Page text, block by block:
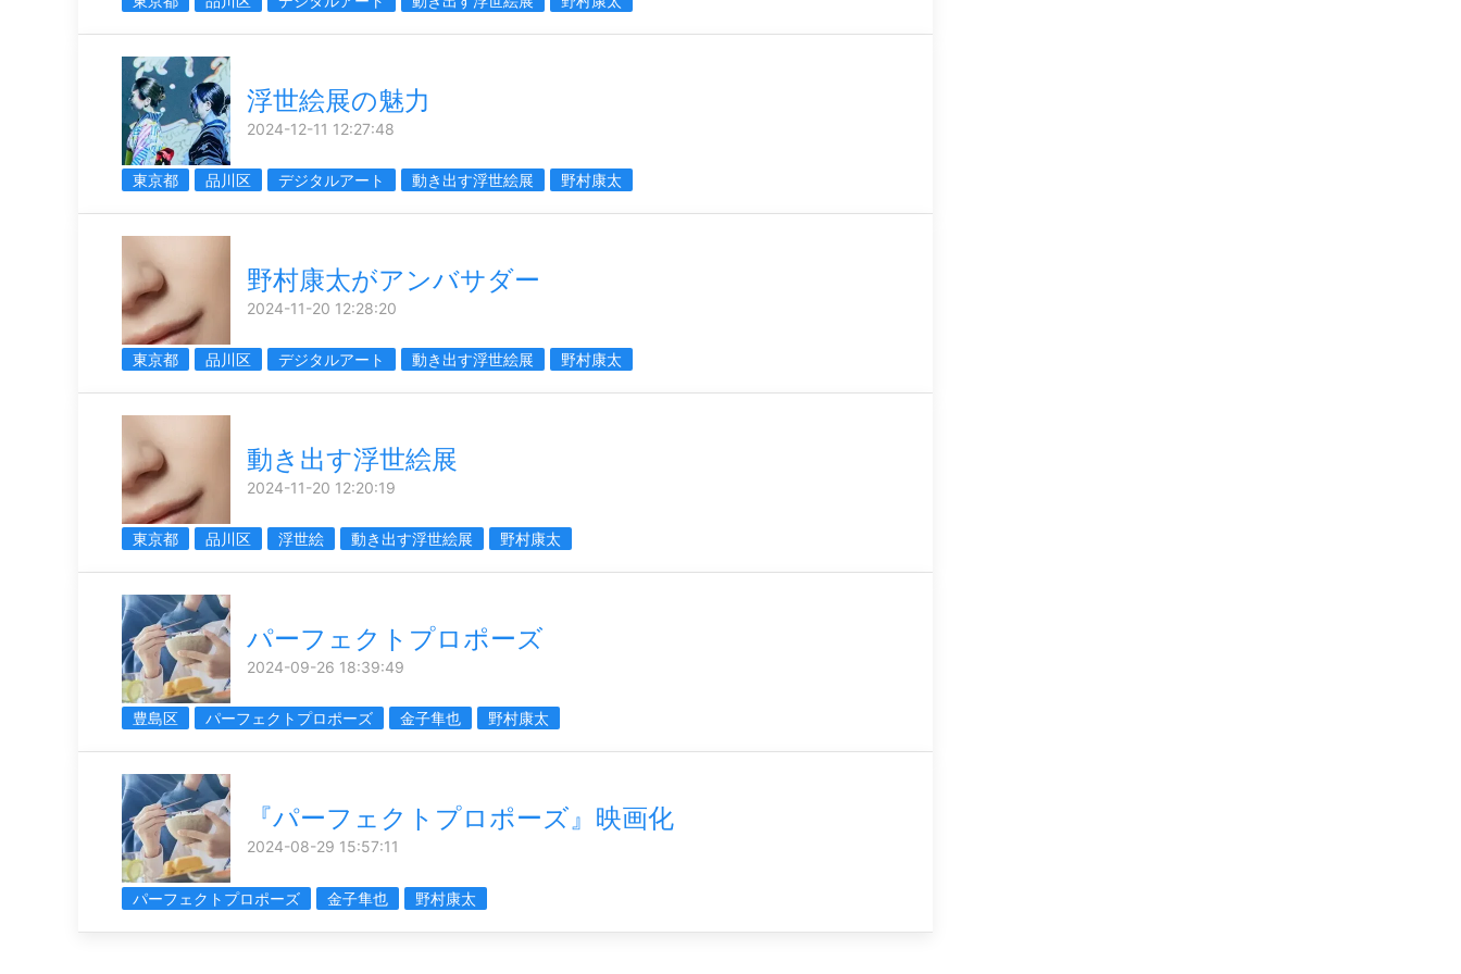
浮世絵展の魅力
2024-12-11 12:27:48
東京都 品川区 デジタルアート 動き出す浮世絵展 野村康太
野村康太がアンバサダー
2024-11-20 12:28:20
東京都 品川区 デジタルアート 動き出す浮世絵展 野村康太
動き出す浮世絵展
2024-11-20 12:20:19
東京都 品川区 浮世絵 動き出す浮世絵展 野村康太
パーフェクトプロポーズ
2024-09-26 18:39:49
豊島区 パーフェクトプロポーズ 金子隼也 野村康太
『パーフェクトプロポーズ』映画化
2024-08-29 15:57:11
パーフェクトプロポーズ 金子隼也 野村康太